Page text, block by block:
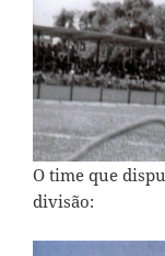
O time que
divisão: